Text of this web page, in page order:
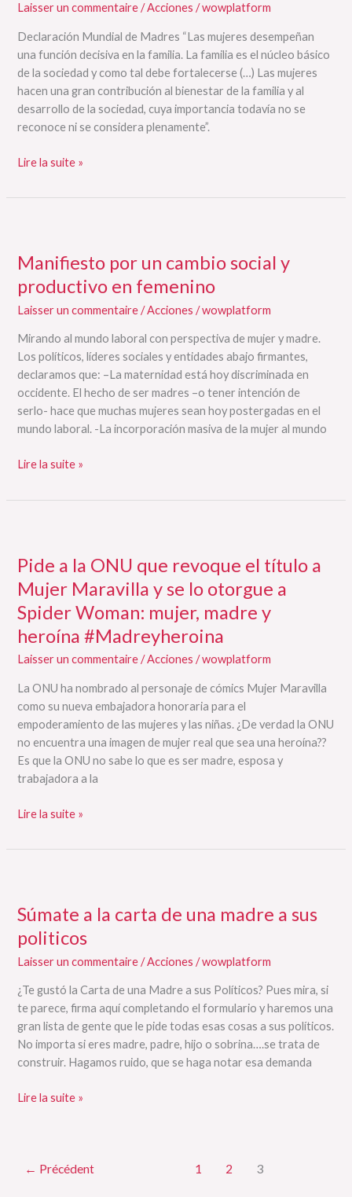
Laisser un commentaire /Acciones /wowplatform
Declaración Mundial de Madres “Las mujeres desempeñan
una función decisiva en la familia. La familia es el núcleo básico
de la sociedad y como tal debe fortalecerse (…) Las mujeres
hacen una gran contribución al bienestar de la familia y al
desarrollo de la sociedad, cuya importancia todavía no se
reconoce ni se considera plenamente”.
Lire la suite »
Manifiesto por un cambio social y
productivo en femenino
Laisser un commentaire /Acciones /wowplatform
Mirando al mundo laboral con perspectiva de mujer y madre.
Los políticos, líderes sociales y entidades abajo firmantes,
declaramos que: –La maternidad está hoy discriminada en
occidente. El hecho de ser madres –o tener intención de
serlo- hace que muchas mujeres sean hoy postergadas en el
mundo laboral. -La incorporación masiva de la mujer al mundo
un
cambio
social
y
productivo
en
femenino
Lire la suite »
Pide a la ONU que revoque el título a
Mujer Maravilla y se lo otorgue a
Spider Woman: mujer, madre y
heroína #Madreyheroina
Laisser un commentaire /Acciones /wowplatform
La ONU ha nombrado al personaje de cómics Mujer Maravilla
como su nueva embajadora honoraria para el
empoderamiento de las mujeres y las niñas. ¿De verdad la ONU
no encuentra una imagen de mujer real que sea una heroína??
Es que la ONU no sabe lo que es ser madre, esposa y
trabajadora a la
la
ONU
que
revoque
el
título
Mujer
Maravilla
y
se
lo
otorgue
Spider
mujer,
heroína
#Madreyheroina
Lire la suite »
Súmate a la carta de una madre a sus
politicos
Laisser un commentaire /Acciones /wowplatform
¿Te gustó la Carta de una Madre a sus Políticos? Pues mira, si
te parece, firma aquí completando el formulario y haremos una
gran lista de gente que le pide todas esas cosas a sus políticos.
No importa si eres madre, padre, hijo o sobrina….se trata de
construir. Hagamos ruido, que se haga notar esa demanda
la
carta
de
una
madre
a
politicos
Lire la suite »
← Précédent 1 2 3